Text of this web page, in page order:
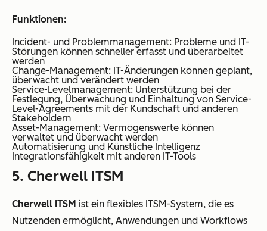
Funktionen:
Incident- und Problemmanagement: Probleme und IT-
Störungen können schneller erfasst und überarbeitet
werden
Change-Management: IT-Änderungen können geplant,
überwacht und verändert werden
Service-Levelmanagement: Unterstützung bei der
Festlegung, Überwachung und Einhaltung von Service-
Level-Agreements mit der Kundschaft und anderen
Stakeholdern
Asset-Management: Vermögenswerte können
verwaltet und überwacht werden
Automatisierung und Künstliche Intelligenz
Integrationsfähigkeit mit anderen IT-Tools
5. Cherwell ITSM
Cherwell ITSM ist ein flexibles ITSM-System, die es
Nutzenden ermöglicht, Anwendungen und Workflows